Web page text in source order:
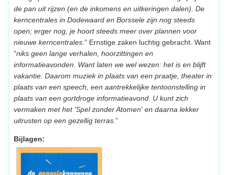
de pan uit rijzen (en de inkomens en uitkeringen dalen). De
kerncentrales in Dodewaard en Borssele zijn nog steeds
open; erger nog, je hoort steeds meer over plannen voor
nieuwe kerncentrales. ” Ernstige zaken luchtig gebracht. Want
“niks geen lange verhalen, hoorzittingen en
informatieavonden. Want laten we wel wezen: het is en blijft
vakantie. Daarom muziek in plaats van een praatje, theater in
plaats van een speech, een aantrekkelijke tentoonstelling in
plaats van een gortdroge informatieavond. U kunt zich
vermaken met het 'Spel zonder Atomen' en daarna lekker
uitrusten op een gezellig terras. ”
Bijlagen: